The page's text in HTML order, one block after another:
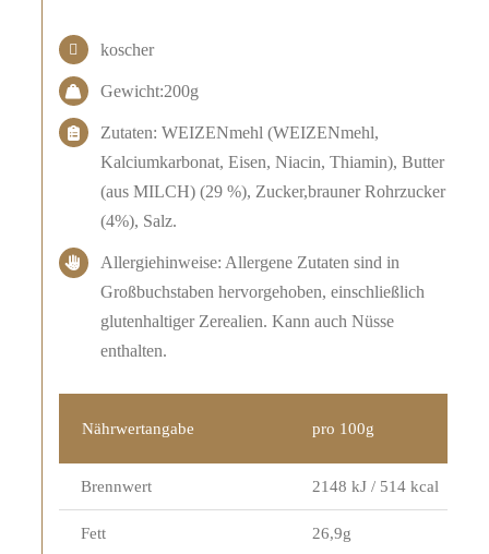
koscher
Gewicht:200g
Zutaten: WEIZENmehl (WEIZENmehl,
Kalciumkarbonat, Eisen, Niacin, Thiamin), Butter
(aus MILCH) (29 %), Zucker,brauner Rohrzucker
(4%), Salz.
Allergiehinweise: Allergene Zutaten sind in
Großbuchstaben hervorgehoben, einschließlich
glutenhaltiger Zerealien. Kann auch Nüsse
enthalten.
Nährwertangabe pro 100g
Brennwert 2148 kJ / 514 kcal
Fett 26,9g